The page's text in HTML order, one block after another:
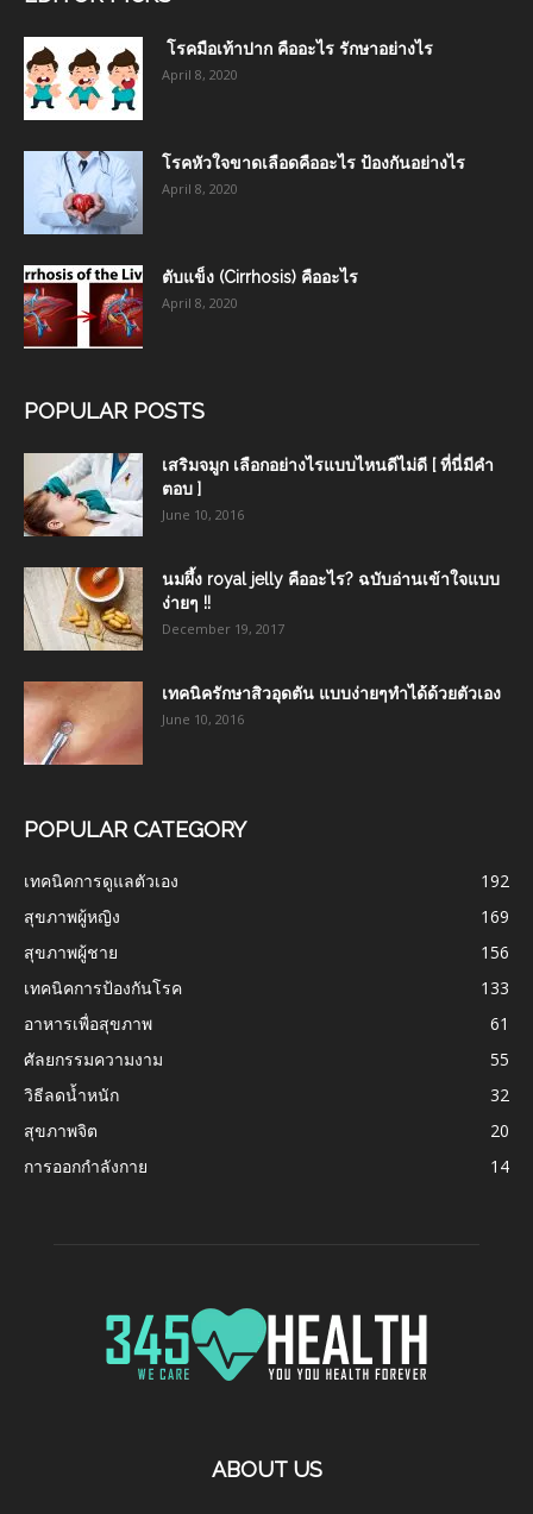
โรคมือเท้าปาก คืออะไร รักษาอย่างไร
April 8, 2020
โรคหัวใจขาดเลือดคืออะไร ป้องกันอย่างไร
April 8, 2020
ตับแข็ง (Cirrhosis) คืออะไร
April 8, 2020
POPULAR POSTS
เสริมจมูก เลือกอย่างไรแบบไหนดีไม่ดี [ ที่นี่มีคำ
ตอบ ]
June 10, 2016
นมผึ้ง royal jelly คืออะไร? ฉบับอ่านเข้าใจแบบ
ง่ายๆ !!
December 19, 2017
เทคนิครักษาสิวอุดตัน แบบง่ายๆทำได้ด้วยตัวเอง
June 10, 2016
POPULAR CATEGORY
เทคนิคการดูแลตัวเอง
192
สุขภาพผู้หญิง
169
สุขภาพผู้ชาย
156
เทคนิคการป้องกันโรค
133
อาหารเพื่อสุขภาพ
61
ศัลยกรรมความงาม
55
วิธีลดน้ำหนัก
32
สุขภาพจิต
20
การออกกำลังกาย
14
ABOUT US